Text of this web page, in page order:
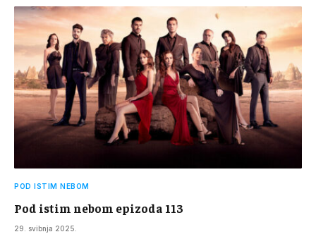
POD ISTIM NEBOM
Pod istim nebom epizoda 113
29. svibnja 2025.